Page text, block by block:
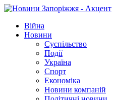
Війна
Новини
Суспільство
Події
Україна
Спорт
Економіка
Новини компаній